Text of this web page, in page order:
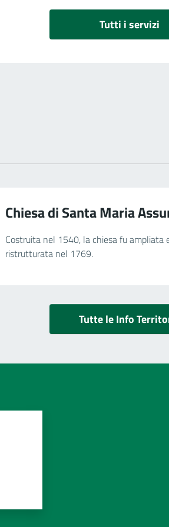
Tutti i servizi
Chiesa di Santa Maria
Costruita nel 1540, la chiesa fu ampliata
ristrutturata nel 1769.
Tutte le Info